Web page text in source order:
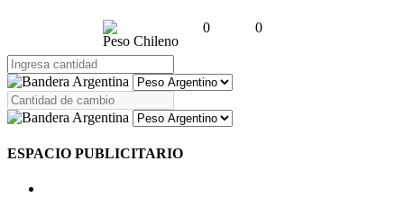
Peso Chileno
0 0
ESPACIO PUBLICITARIO